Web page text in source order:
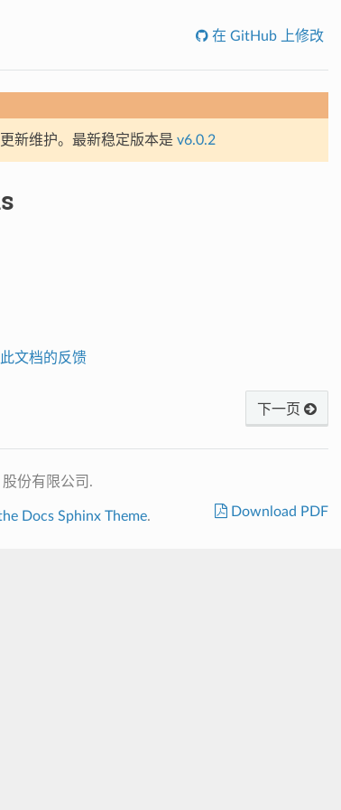
在 GitHub 上修改
新维护。最新稳定版本是 v6.0.2
文档的反馈
下一页
份有限公司.
Docs Sphinx Theme. Download PDF